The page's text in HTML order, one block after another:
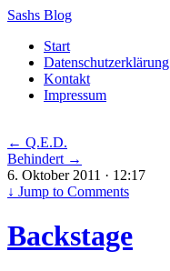
Sashs Blog
Skip
content
Start
Datenschutzerklärung
Kontakt
Impressum
← Q.E.D.
Behindert →
6. Oktober 2011 · 12:17
↓ Jump to Comments
Backstage